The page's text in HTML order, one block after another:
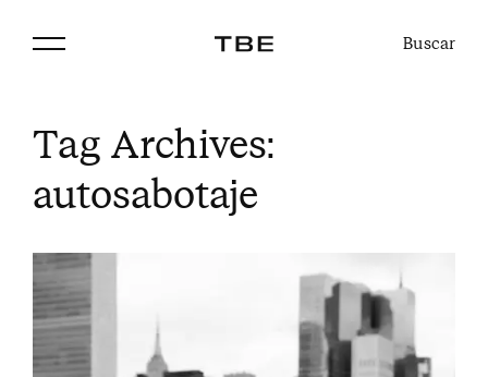
Buscar
Tag Archives:
autosabotaje